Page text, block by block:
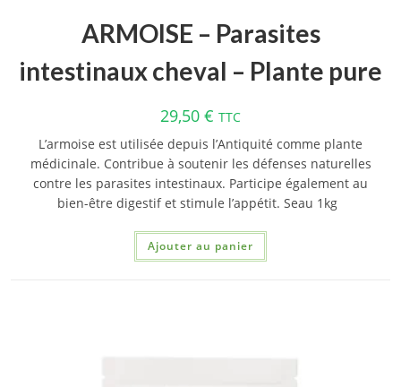
ARMOISE – Parasites
intestinaux cheval – Plante pure
29,50 € TTC
L’armoise est utilisée depuis l’Antiquité comme plante
médicinale. Contribue à soutenir les défenses naturelles
contre les parasites intestinaux. Participe également au
bien-être digestif et stimule l’appétit. Seau 1kg
Ajouter au panier